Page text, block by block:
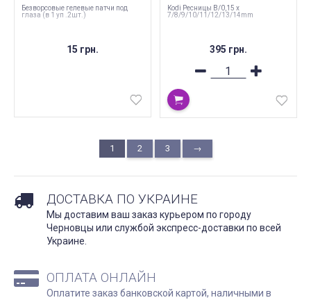
Безворсовые гелевые патчи под
глаза (в 1 уп .2шт.)
15 грн.
Kodi Ресницы B/0,15 x
7/8/9/10/11/12/13/14mm
395 грн.
1 2 3 →
ДОСТАВКА ПО УКРАИНЕ
Мы доставим ваш заказ курьером по городу
Черновцы или службой экспресс-доставки по всей
Украине.
ОПЛАТА ОНЛАЙН
Оплатите заказ банковской картой, наличными в